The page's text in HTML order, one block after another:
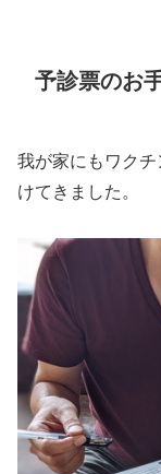
予診票のお
我が家にもワク
けてきました。